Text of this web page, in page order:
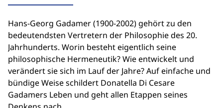
Hans-Georg Gadamer (1900-2002) gehört zu den
bedeutendsten Vertretern der Philosophie des 20.
Jahrhunderts. Worin besteht eigentlich seine
philosophische Hermeneutik? Wie entwickelt und
verändert sie sich im Lauf der Jahre? Auf einfache und
bündige Weise schildert Donatella Di Cesare
Gadamers Leben und geht allen Etappen seines